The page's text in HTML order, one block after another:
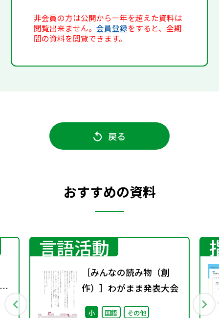
非会員の方は公開から一年を超えた資料は
閲覧出来ません。会員登録をすると、全期
間の資料を閲覧できます。
戻る
おすすめの資料
言語活動
［みんなの読み物（創
作）］わがまま発表大会
小 国語
その他